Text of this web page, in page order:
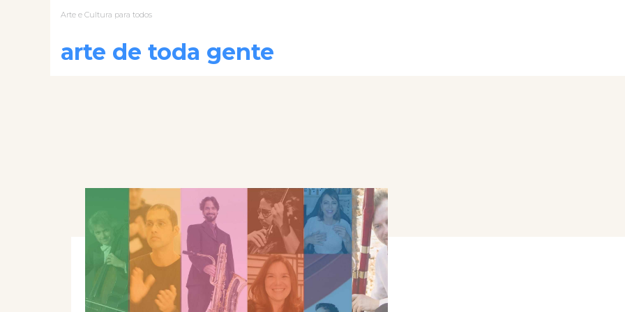
Arte e Cultura para todos
arte de toda gente